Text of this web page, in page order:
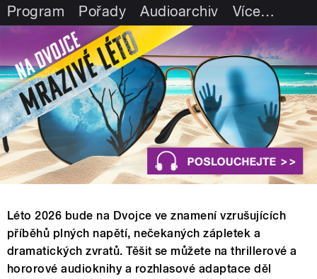
Program Pořady Audioarchiv Více…
Léto 2026 bude na Dvojce ve znamení vzrušujících
příběhů plných napětí, nečekaných zápletek a
dramatických zvratů. Těšit se můžete na thrillerové a
hororové audioknihy a rozhlasové adaptace děl